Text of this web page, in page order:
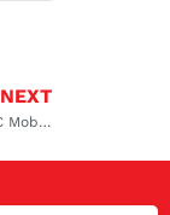
NEXT
Cara Merawat Kisi AC Mobil Bekas, Agar Sejuknya Selalu Luar Biasa